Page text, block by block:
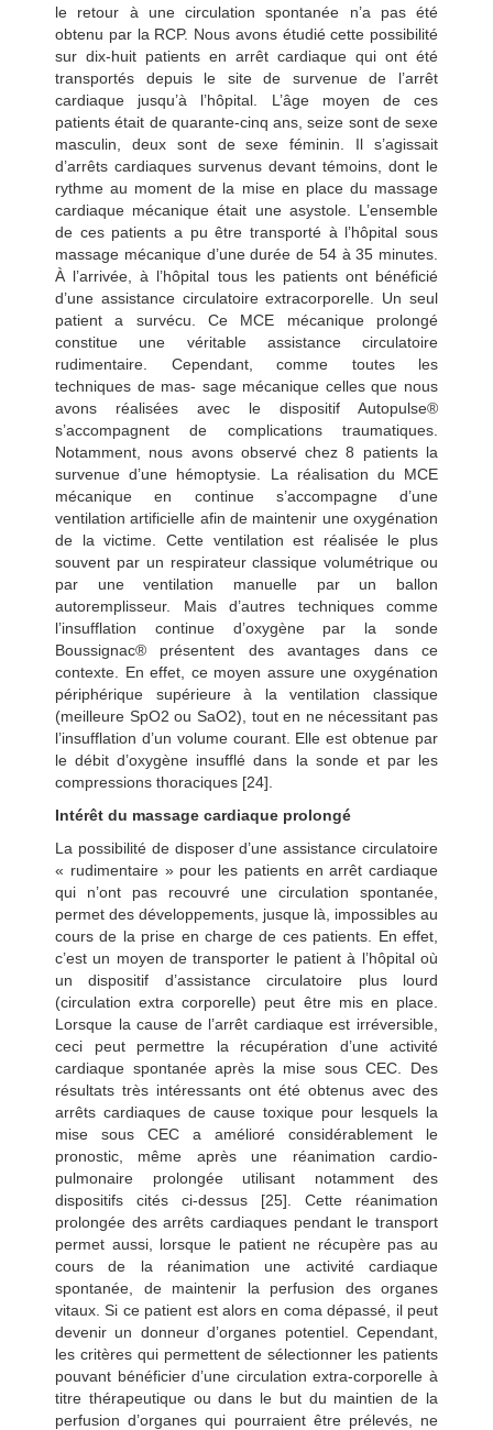
le retour à une circulation spontanée n’a pas été
obtenu par la RCP. Nous avons étudié cette possibilité
sur dix-huit patients en arrêt cardiaque qui ont été
transportés depuis le site de survenue de l’arrêt
cardiaque jusqu’à l’hôpital. L’âge moyen de ces
patients était de quarante-cinq ans, seize sont de sexe
masculin, deux sont de sexe féminin. Il s’agissait
d’arrêts cardiaques survenus devant témoins, dont le
rythme au moment de la mise en place du massage
cardiaque mécanique était une asystole. L’ensemble
de ces patients a pu être transporté à l’hôpital sous
massage mécanique d’une durée de 54 à 35 minutes.
À l’arrivée, à l’hôpital tous les patients ont bénéficié
d’une assistance circulatoire extracorporelle. Un seul
patient a survécu. Ce MCE mécanique prolongé
constitue une véritable assistance circulatoire
rudimentaire. Cependant, comme toutes les
techniques de mas- sage mécanique celles que nous
avons réalisées avec le dispositif Autopulse®
s’accompagnent de complications traumatiques.
Notamment, nous avons observé chez 8 patients la
survenue d’une hémoptysie. La réalisation du MCE
mécanique en continue s’accompagne d’une
ventilation artificielle afin de maintenir une oxygénation
de la victime. Cette ventilation est réalisée le plus
souvent par un respirateur classique volumétrique ou
par une ventilation manuelle par un ballon
autoremplisseur. Mais d’autres techniques comme
l’insufflation continue d’oxygène par la sonde
Boussignac® présentent des avantages dans ce
contexte. En effet, ce moyen assure une oxygénation
périphérique supérieure à la ventilation classique
(meilleure SpO2 ou SaO2), tout en ne nécessitant pas
l’insufflation d’un volume courant. Elle est obtenue par
le débit d’oxygène insufflé dans la sonde et par les
compressions thoraciques [24].
Intérêt du massage cardiaque prolongé
La possibilité de disposer d’une assistance circulatoire
« rudimentaire » pour les patients en arrêt cardiaque
qui n’ont pas recouvré une circulation spontanée,
permet des développements, jusque là, impossibles au
cours de la prise en charge de ces patients. En effet,
c’est un moyen de transporter le patient à l’hôpital où
un dispositif d’assistance circulatoire plus lourd
(circulation extra corporelle) peut être mis en place.
Lorsque la cause de l’arrêt cardiaque est irréversible,
ceci peut permettre la récupération d’une activité
cardiaque spontanée après la mise sous CEC. Des
résultats très intéressants ont été obtenus avec des
arrêts cardiaques de cause toxique pour lesquels la
mise sous CEC a amélioré considérablement le
pronostic, même après une réanimation cardio-
pulmonaire prolongée utilisant notamment des
dispositifs cités ci-dessus [25]. Cette réanimation
prolongée des arrêts cardiaques pendant le transport
permet aussi, lorsque le patient ne récupère pas au
cours de la réanimation une activité cardiaque
spontanée, de maintenir la perfusion des organes
vitaux. Si ce patient est alors en coma dépassé, il peut
devenir un donneur d’organes potentiel. Cependant,
les critères qui permettent de sélectionner les patients
pouvant bénéficier d’une circulation extra-corporelle à
titre thérapeutique ou dans le but du maintien de la
perfusion d’organes qui pourraient être prélevés, ne